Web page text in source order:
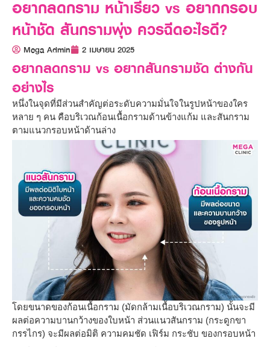
อยากลดกราม หน้าเรียว vs อยากกรอบ
หน้าชัด สันกรามพุ่ง ควรฉีดอะไรดี?
Mega Admin 2 เมษายน 2025
อยากลดกราม vs อยากสันกรามชัด ต่างกัน
อย่างไร
หนึ่งในจุดที่มีส่วนสำคัญต่อระดับความมั่นใจในรูปหน้าของใคร
หลาย ๆ คน คือบริเวณก้อนเนื้อกรามด้านข้างแก้ม และสันกราม
ตามแนวกรอบหน้าด้านล่าง
โดยขนาดของก้อนเนื้อกราม (มัดกล้ามเนื้อบริเวณกราม) นั้นจะมี
ผลต่อความบานกว้างของใบหน้า ส่วนแนวสันกราม (กระดูกขา
กรรไกร) จะมีผลต่อมิติ ความคมชัด เฟิร์ม กระชับ ของกรอบหน้า